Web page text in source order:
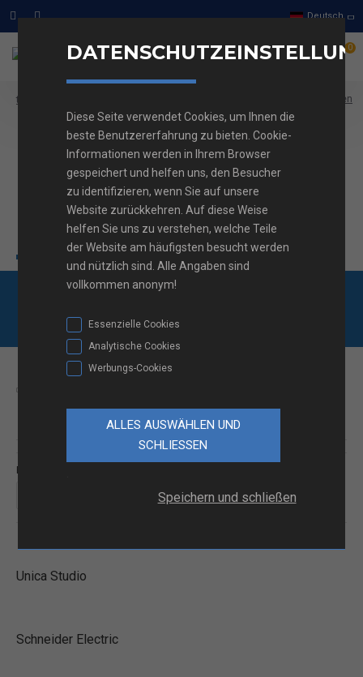
Deutsch
0
text_home
Einfache Tasten
Unica Studio - Slepi pokrovi
Unica Studio - Slepi
pokrovi Schneider
Electric
Lieferung ab 100 €
01 562 82 40
Schneider Electric
Farbe
Unica Studio
Schneider Electric
Diese Seite verwendet Cookies, um Ihnen die
beste Benutzererfahrung zu bieten. Cookie-
Informationen werden in Ihrem Browser
gespeichert und helfen uns, den Besucher
zu identifizieren, wenn Sie auf unsere
Website zurückkehren. Auf diese Weise
helfen Sie uns zu verstehen, welche Teile
der Website am häufigsten besucht werden
und nützlich sind. Alle Angaben sind
vollkommen anonym!
Essenzielle Cookies
Analytische Cookies
Werbungs-Cookies
Speichern und schließen